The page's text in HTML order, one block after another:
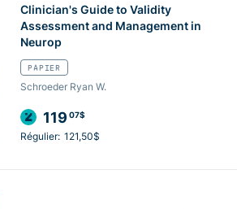
Clinician's Guide to Validity
Assessment and Management in
Neurop
PAPIER
Schroeder Ryan W.
119 07$
Régulier: 121,50$